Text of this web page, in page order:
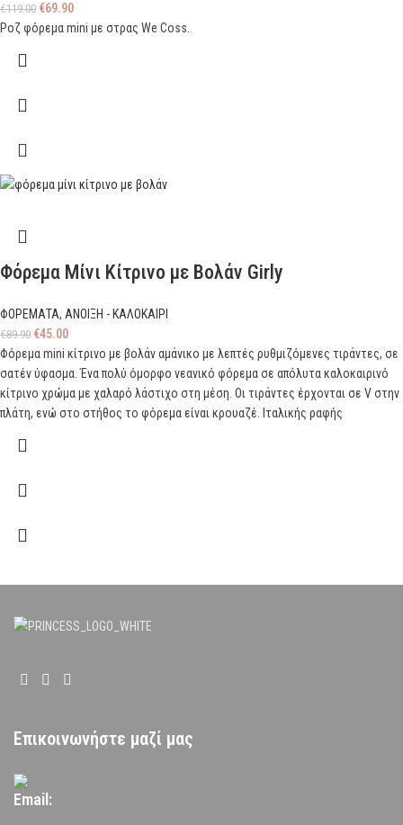
€119.00 €69.90
Ροζ φόρεμα mini με στρας We Coss.
Φόρεμα Μίνι Κίτρινο με Βολάν Girly
ΦΟΡΕΜΑΤΑ, ΑΝΟΙΞΗ - ΚΑΛΟΚΑΙΡΙ
€89.90 €45.00
Φόρεμα mini κίτρινο με βολάν αμάνικο με λεπτές ρυθμιζόμενες τιράντες, σε
σατέν ύφασμα. Ένα πολύ όμορφο νεανικό φόρεμα σε απόλυτα καλοκαιρινό
κίτρινο χρώμα με χαλαρό λάστιχο στη μέση. Οι τιράντες έρχονται σε V στην
πλάτη, ενώ στο στήθος το φόρεμα είναι κρουαζέ. Ιταλικής ραφής
Επικοινωνήστε μαζί μας
Email: